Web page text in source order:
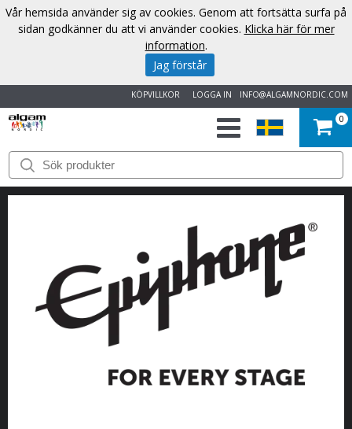
INFO@ALGAMNORDIC.COM
LOGGA IN
KÖPVILLKOR
START
VARUMÄRKEN
OM
OSS
KONTAKT
0
Vår hemsida använder sig av cookies. Genom att fortsätta surfa på
sidan godkänner du att vi använder cookies. Klicka här för mer
information.
Jag förstår